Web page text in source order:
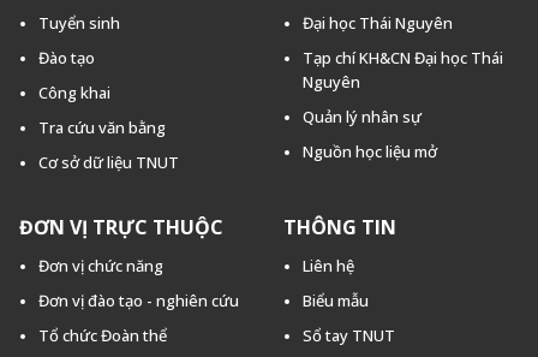
Tuyển sinh
Đào tạo
Công khai
Tra cứu văn bằng
Cơ sở dữ liệu TNUT
Đại học Thái Nguyên
Tạp chí KH&CN Đại học Thái
Nguyên
Quản lý nhân sự
Nguồn học liệu mở
ĐƠN VỊ TRỰC THUỘC
Đơn vị chức năng
Đơn vị đào tạo - nghiên cứu
Tổ chức Đoàn thể
THÔNG TIN
Liên hệ
Biểu mẫu
Sổ tay TNUT